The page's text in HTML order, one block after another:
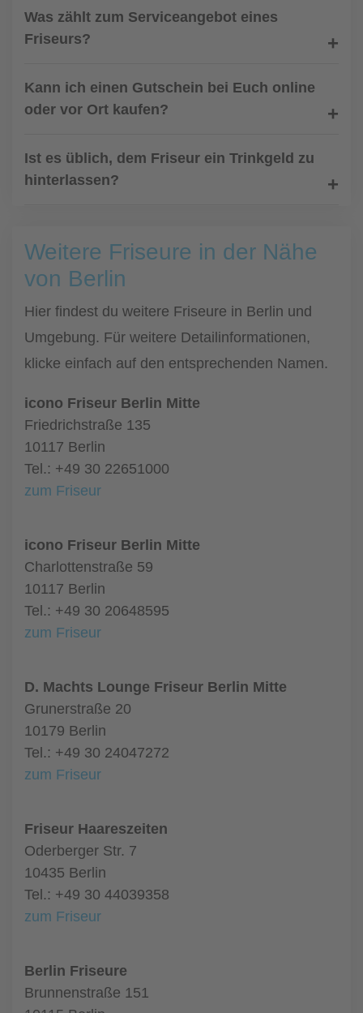
Was zählt zum Serviceangebot eines
Friseurs?
Kann ich einen Gutschein bei Euch online
oder vor Ort kaufen?
Ist es üblich, dem Friseur ein Trinkgeld zu
hinterlassen?
Weitere Friseure in der Nähe
von Berlin
Hier findest du weitere Friseure in Berlin und
Umgebung. Für weitere Detailinformationen,
klicke einfach auf den entsprechenden Namen.
icono Friseur Berlin Mitte
Friedrichstraße 135
10117 Berlin
Tel.: +49 30 22651000
zum Friseur
icono Friseur Berlin Mitte
Charlottenstraße 59
10117 Berlin
Tel.: +49 30 20648595
zum Friseur
D. Machts Lounge Friseur Berlin Mitte
Grunerstraße 20
10179 Berlin
Tel.: +49 30 24047272
zum Friseur
Friseur Haareszeiten
Oderberger Str. 7
10435 Berlin
Tel.: +49 30 44039358
zum Friseur
Berlin Friseure
Brunnenstraße 151